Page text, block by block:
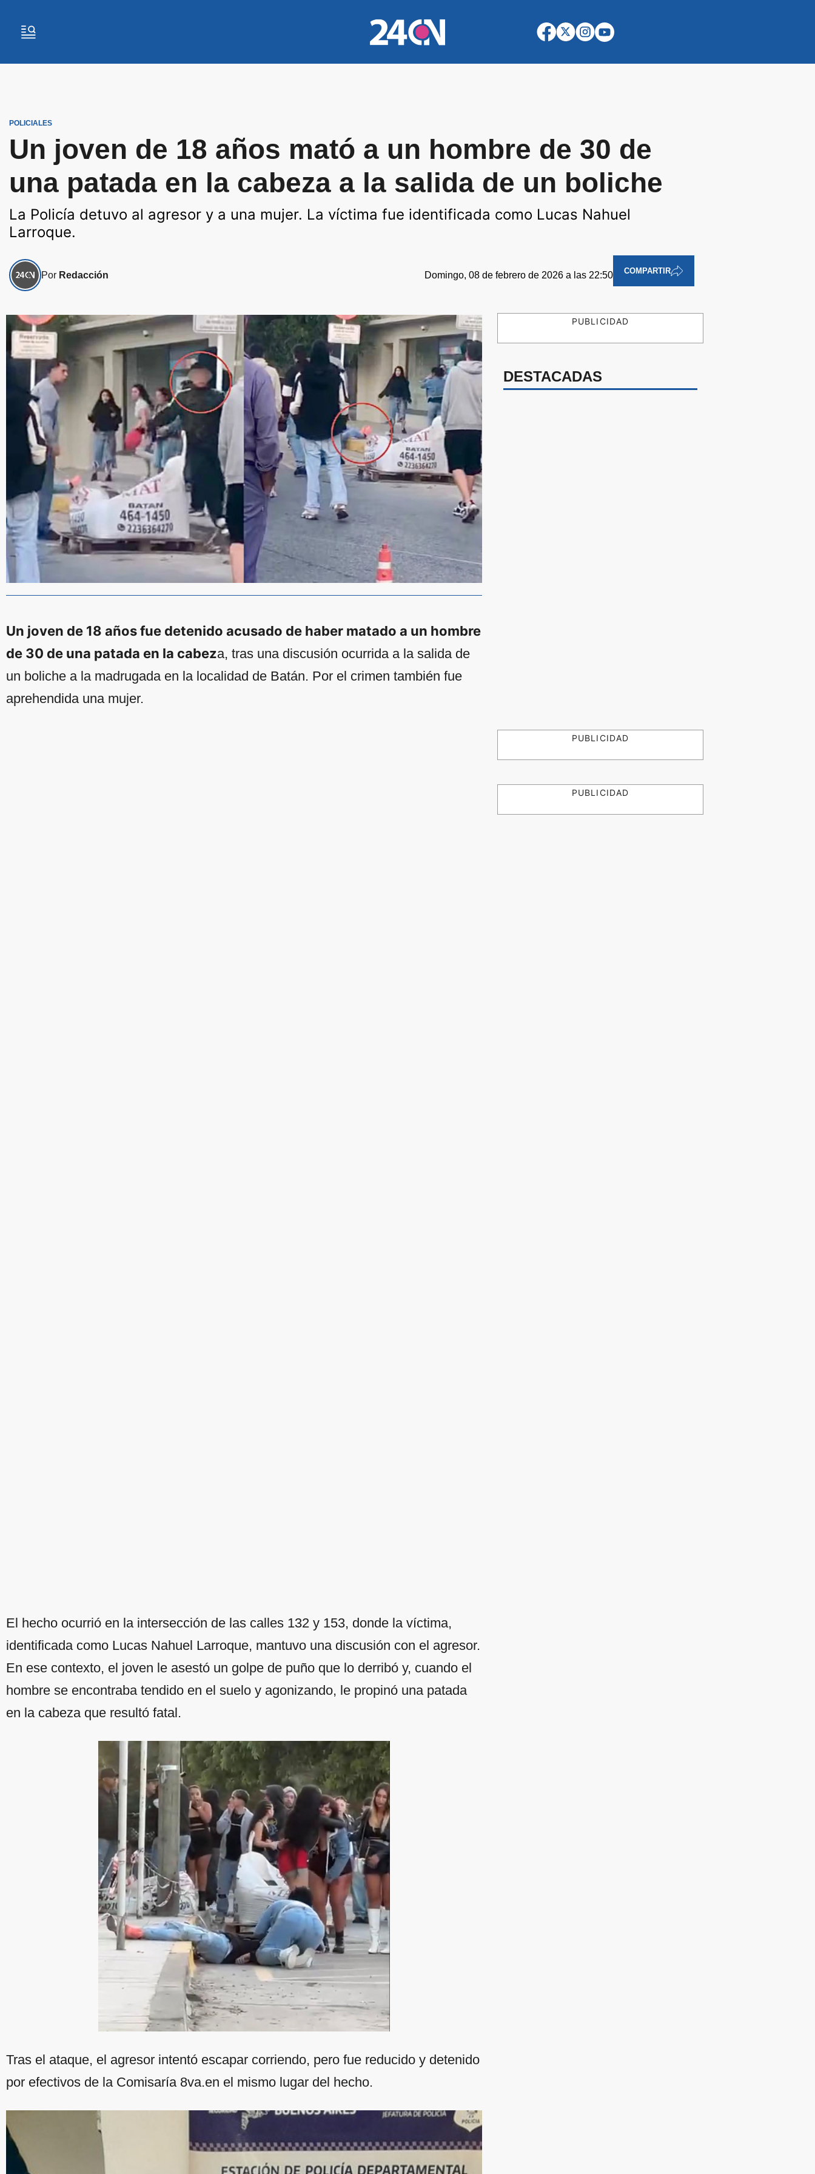
POLICIALES
Un joven de 18 años mató a un hombre de 30 de
una patada en la cabeza a la salida de un boliche
La Policía detuvo al agresor y a una mujer. La víctima fue identificada como Lucas Nahuel
Larroque.
Por Redacción Domingo, 08 de febrero de 2026 a las 22:50 COMPARTIR
Un joven de 18 años fue detenido acusado de haber matado a un hombre
de 30 de una patada en la cabeza, tras una discusión ocurrida a la salida de
un boliche a la madrugada en la localidad de Batán. Por el crimen también fue
aprehendida una mujer.
El hecho ocurrió en la intersección de las calles 132 y 153, donde la víctima,
identificada como Lucas Nahuel Larroque, mantuvo una discusión con el agresor.
En ese contexto, el joven le asestó un golpe de puño que lo derribó y, cuando el
hombre se encontraba tendido en el suelo y agonizando, le propinó una patada
en la cabeza que resultó fatal.
Tras el ataque, el agresor intentó escapar corriendo, pero fue reducido y detenido
por efectivos de la Comisaría 8va.en el mismo lugar del hecho.
PUBLICIDAD
DESTACADAS
PUBLICIDAD
PUBLICIDAD